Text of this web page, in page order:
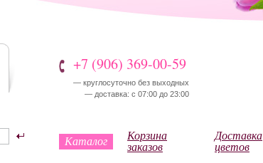
+7 (906) 369-00-59
— круглосуточно без выходных
— доставка: с 07:00 до 23:00
Каталог Корзина
заказов
Доставка
цветов